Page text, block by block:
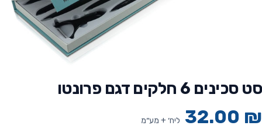
סט סכינים 6 חלקים דגם פרונטו
32.00 ₪ ליח׳ + מע״מ